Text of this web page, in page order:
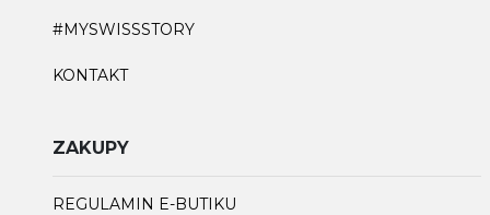
#MYSWISSSTORY
KONTAKT
ZAKUPY
REGULAMIN E-BUTIKU